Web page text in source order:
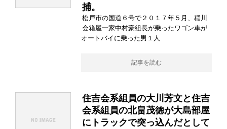
捕。
松戸市の国道６号で２０１７年５月、稲川
会箱屋一家中村豪組長が乗ったワゴン車が
オートバイに乗った男１人
記事を読む
住吉会系組員の大川芳文と住吉
会系組員の北畠茂徳が大島部屋
にトラックで突っ込んだとして